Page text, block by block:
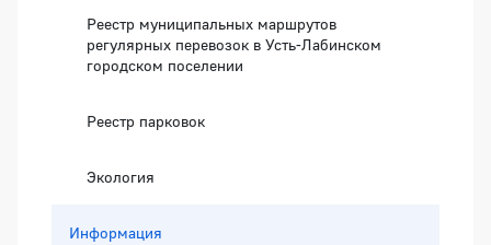
Реестр муниципальных маршрутов
регулярных перевозок в Усть-Лабинском
городском поселении
Реестр парковок
Экология
Информация